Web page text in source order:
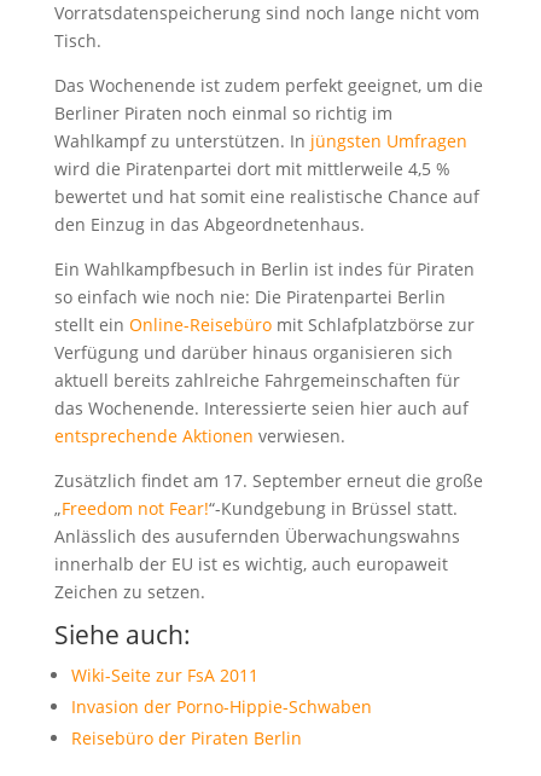
Vorratsdatenspeicherung sind noch lange nicht vom
Tisch.
Das Wochenende ist zudem perfekt geeignet, um die
Berliner Piraten noch einmal so richtig im
Wahlkampf zu unterstützen. In jüngsten Umfragen
wird die Piratenpartei dort mit mittlerweile 4,5 %
bewertet und hat somit eine realistische Chance auf
den Einzug in das Abgeordnetenhaus.
Ein Wahlkampfbesuch in Berlin ist indes für Piraten
so einfach wie noch nie: Die Piratenpartei Berlin
stellt ein Online-Reisebüromit Schlafplatzbörse zur
Verfügung und darüber hinaus organisieren sich
aktuell bereits zahlreiche Fahrgemeinschaften für
das Wochenende. Interessierte seien hier auch auf
entsprechende Aktionen verwiesen.
Zusätzlich findet am 17. September erneut die große
„Freedom not Fear!“-Kundgebung in Brüssel statt.
Anlässlich des ausufernden Überwachungswahns
innerhalb der EU ist es wichtig, auch europaweit
Zeichen zu setzen.
Siehe auch:
Wiki-Seite zur FsA 2011
Invasion der Porno-Hippie-Schwaben
Reisebüro der Piraten Berlin